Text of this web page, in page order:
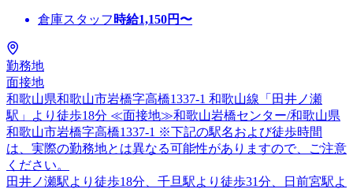
倉庫スタッフ 時給1,150円〜
勤務地
面接地
和歌山県和歌山市岩橋字高橋1337-1 和歌山線「田井ノ瀬
駅」より徒歩18分 ≪面接地≫和歌山岩橋センター/和歌山県
和歌山市岩橋字高橋1337-1 ※下記の駅名および徒歩時間
は、実際の勤務地とは異なる可能性がありますので、ご注意
ください。
田井ノ瀬駅より徒歩18分、千旦駅より徒歩31分、日前宮駅よ